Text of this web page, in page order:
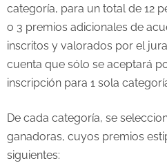
categoría, para un total de 12
o 3 premios adicionales de
inscritos y valorados por el
cuenta que sólo se aceptará
inscripción para 1 sola
De cada categoría, se
ganadoras, cuyos premios
siguientes: